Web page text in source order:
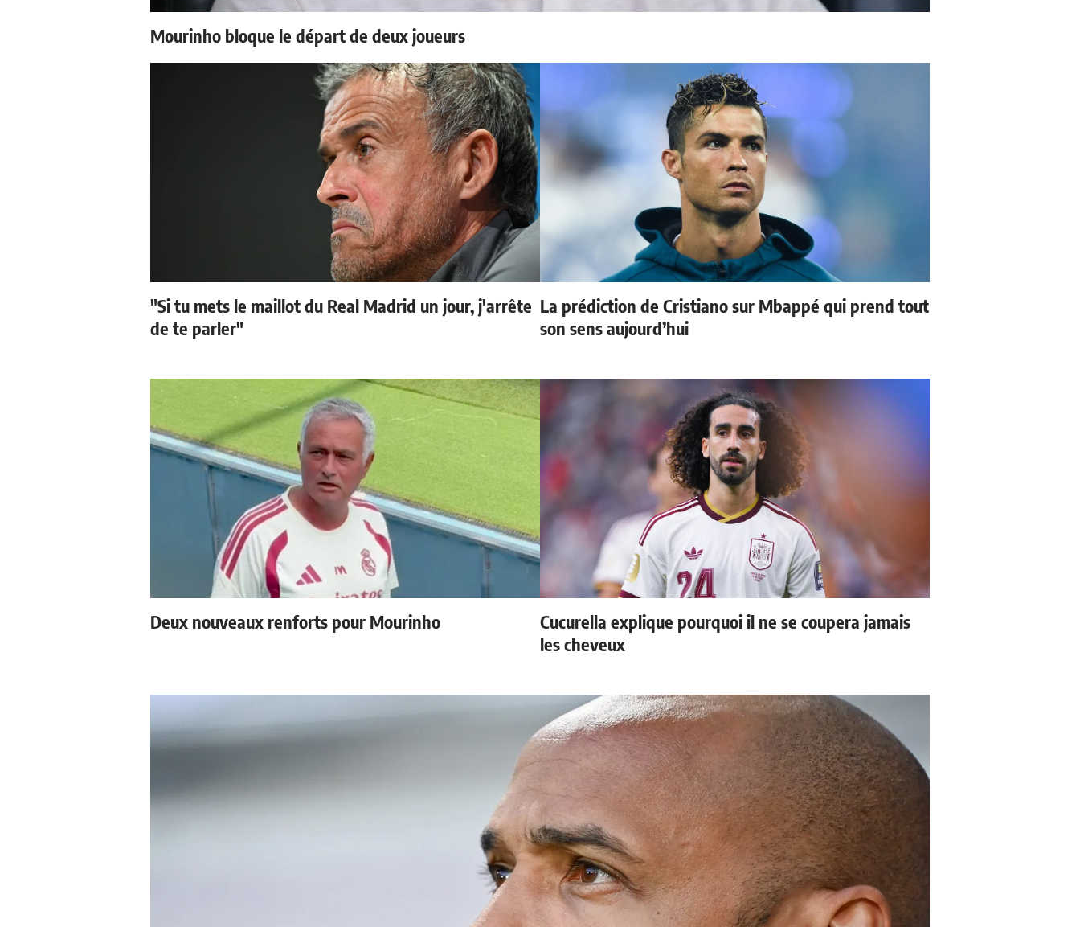
Mourinho bloque le départ de deux joueurs
"Si tu mets le maillot du Real Madrid un jour, j'arrête
de te parler"
La prédiction de Cristiano sur Mbappé qui prend tout
son sens aujourd’hui
Deux nouveaux renforts pour Mourinho
Cucurella explique pourquoi il ne se coupera jamais
les cheveux